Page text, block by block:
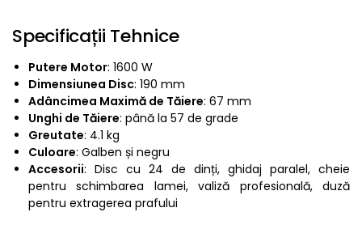
Specificații Tehnice
Putere Motor: 1600 W
Dimensiunea Disc: 190 mm
Adâncimea Maximă de Tăiere: 67 mm
Unghi de Tăiere: până la 57 de grade
Greutate: 4.1 kg
Culoare: Galben și negru
Accesorii: Disc cu 24 de dinți, ghidaj paralel, cheie
pentru schimbarea lamei, valiză profesională, duză
pentru extragerea prafului